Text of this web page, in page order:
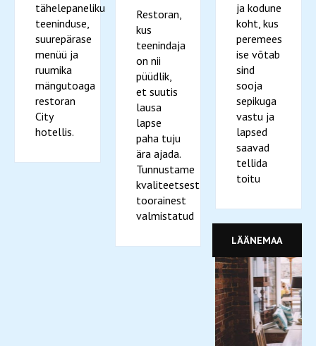
tähelepaneliku
teeninduse,
suurepärase
menüü ja
ruumika
mängutoaga
restoran
City
hotellis.
Restoran,
kus
teenindaja
on nii
püüdlik,
et suutis
lausa
lapse
paha tuju
ära ajada.
Tunnustame
kvaliteetsest
toorainest
valmistatud
ja kodune
koht, kus
peremees
ise võtab
sind
sooja
sepikuga
vastu ja
lapsed
saavad
tellida
toitu
LÄÄNEMAA